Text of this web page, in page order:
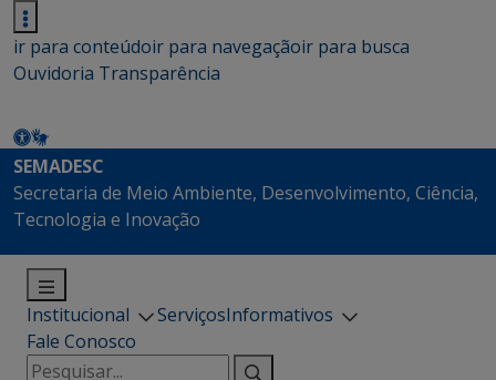
ir para conteúdoir para navegaçãoir para busca
Ouvidoria Transparência
SEMADESC
Secretaria de Meio Ambiente, Desenvolvimento, Ciência,
Tecnologia e Inovação
Institucional ServiçosInformativos
Fale Conosco
Pesquisar